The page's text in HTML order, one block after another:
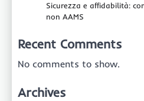
Sicurezza e affidabilità:
non AAMS
Recent Comments
No comments to show.
Archives